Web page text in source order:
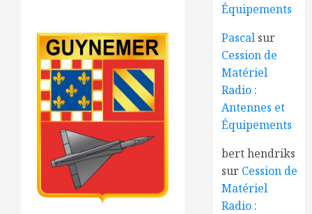
Équipements
Pascal sur
Cession de
Matériel
Radio :
Antennes et
Équipements
bert hendriks
sur Cession de
Matériel
Radio :